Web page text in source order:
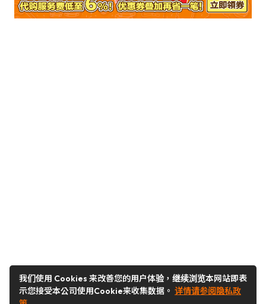
我们使用 Cookies 来改善您的用户体验，继续浏览本网站即表
示您接受本公司使用Cookie来收集数据。 详情请参阅隐私政